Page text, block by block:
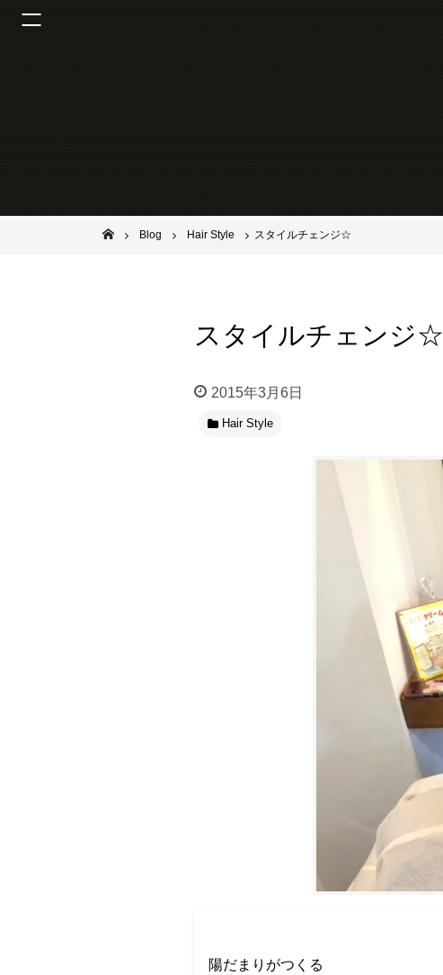
池田市石橋の美容室ならヘアサロンSolana（ソラーナ）
Blog Hair Style スタイルチェンジ☆
スタイルチェンジ☆
2015年3月6日
Hair Style
陽だまりがつくる